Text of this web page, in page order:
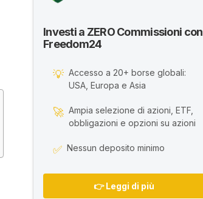
Investi a ZERO Commissioni con
Freedom24
💡 Accesso a 20+ borse globali:
USA, Europa e Asia
🚀 Ampia selezione di azioni, ETF,
obbligazioni e opzioni su azioni
✅ Nessun deposito minimo
👉 Leggi di più